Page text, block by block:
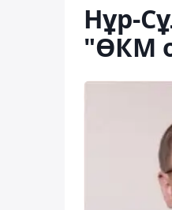
Нұр-
"ӨКМ